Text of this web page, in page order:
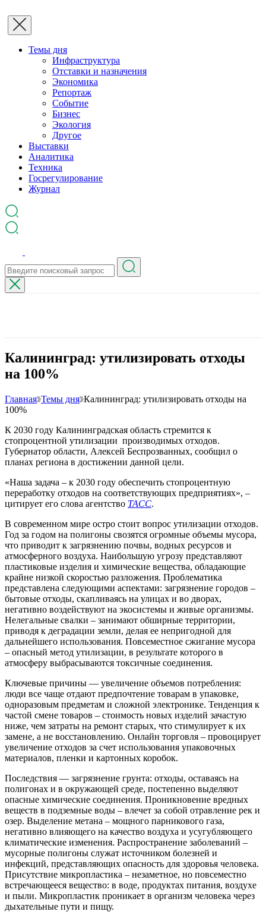
Темы дня
Инфраструктура
Отставки и назначения
Экономика
Репортаж
Событие
Бизнес
Экология
Другое
Выставки
Аналитика
Техника
Госрегулирование
Журнал
Калининград: утилизировать отходы
на 100%
Главная Темы дня Калининград: утилизировать отходы на
100%
К 2030 году Калининградская область стремится к
стопроцентной утилизации производимых отходов.
Губернатор области, Алексей Беспрозванных, сообщил о
планах региона в достижении данной цели.
«Наша задача – к 2030 году обеспечить стопроцентную
переработку отходов на соответствующих предприятиях», –
цитирует его слова агентство ТАСС.
В современном мире остро стоит вопрос утилизации отходов.
Год за годом на полигоны свозятся огромные объемы мусора,
что приводит к загрязнению почвы, водных ресурсов и
атмосферного воздуха. Наибольшую угрозу представляют
пластиковые изделия и химические вещества, обладающие
крайне низкой скоростью разложения. Проблематика
представлена следующими аспектами: загрязнение городов –
бытовые отходы, скапливаясь на улицах и во дворах,
негативно воздействуют на экосистемы и живые организмы.
Нелегальные свалки – занимают обширные территории,
приводя к деградации земли, делая ее непригодной для
дальнейшего использования. Повсеместное сжигание мусора
– опасный метод утилизации, в результате которого в
атмосферу выбрасываются токсичные соединения.
Ключевые причины — увеличение объемов потребления:
люди все чаще отдают предпочтение товарам в упаковке,
одноразовым предметам и сложной электронике. Тенденция к
частой смене товаров – стоимость новых изделий зачастую
ниже, чем затраты на ремонт старых, что стимулирует к их
замене, а не восстановлению. Онлайн торговля – провоцирует
увеличение отходов за счет использования упаковочных
материалов, пленки и картонных коробок.
Последствия — загрязнение грунта: отходы, оставаясь на
полигонах и в окружающей среде, постепенно выделяют
опасные химические соединения. Проникновение вредных
веществ в подземные воды – влечет за собой отравление рек и
озер. Выделение метана – мощного парникового газа,
негативно влияющего на качество воздуха и усугубляющего
климатические изменения. Распространение заболеваний –
мусорные полигоны служат источником болезней и
инфекций, представляющих опасность для здоровья человека.
Присутствие микропластика – незаметное, но повсеместно
встречающееся вещество: в воде, продуктах питания, воздухе
и пыли. Микропластик проникает в организм человека через
дыхательные пути и пищу.